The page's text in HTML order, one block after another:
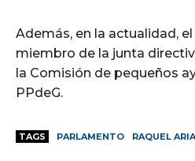
Además, en la actualidad,
miembro de la junta
la Comisión de pequeños
PPdeG.
TAGS PARLAMENTO RAQUEL